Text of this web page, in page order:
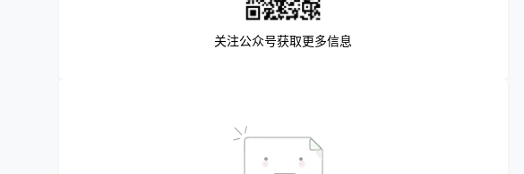
关注公众号获取更多信息